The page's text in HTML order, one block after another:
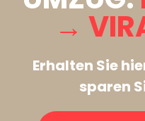
→
Erhalten Sie
sparen